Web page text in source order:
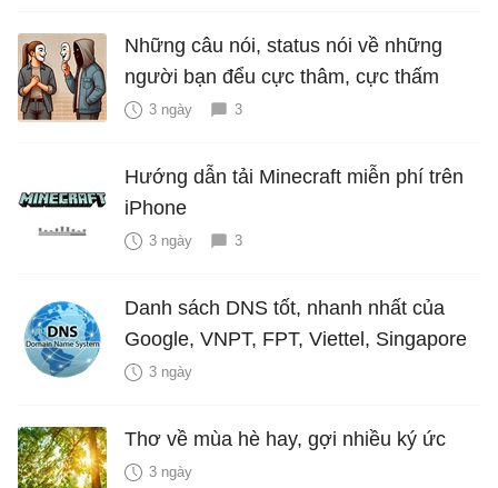
Những câu nói, status nói về những
người bạn đểu cực thâm, cực thấm
3 ngày 3
Hướng dẫn tải Minecraft miễn phí trên
iPhone
3 ngày 3
Danh sách DNS tốt, nhanh nhất của
Google, VNPT, FPT, Viettel, Singapore
3 ngày
Thơ về mùa hè hay, gợi nhiều ký ức
3 ngày